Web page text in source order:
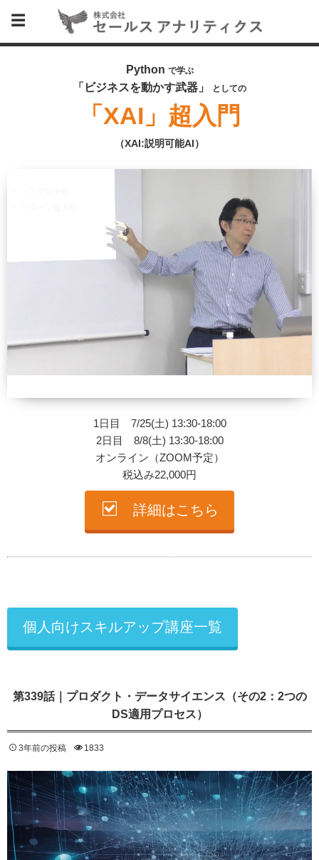
Python で学ぶ
「ビジネスを動かす武器」 としての
「XAI」超入門
（XAI:説明可能AI）
1日目 7/25(土) 13:30-18:00
2日目 8/8(土) 13:30-18:00
オンライン（ZOOM予定）
税込み22,000円
詳細はこちら
個人向けスキルアップ講座一覧
第339話｜プロダクト・データサイエンス（その2：2つの
DS適用プロセス）
3年前の投稿 1833